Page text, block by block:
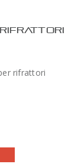
rifrattori